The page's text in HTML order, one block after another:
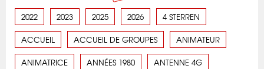
2022 2023 2025 2026 4 STERREN
ACCUEIL ACCUEIL DE GROUPES ANIMATEUR
ANIMATRICE ANNÉES 1980 ANTENNE 4G